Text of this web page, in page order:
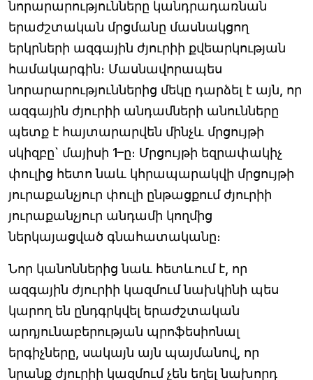
նորարարությունները կանդրադառնան
երաժշտական մրցմանը մասնակցող
երկրների ազգային ժյուրիի քվեարկության
համակարգին։ Մասնավորապես
նորարարություններից մեկը դարձել է այն, որ
ազգային ժյուրիի անդամների անունները
պետք է հայտարարվեն մինչև մրցույթի
սկիզբը` մայիսի 1–ը։ Մրցույթի եզրափակիչ
փուլից հետո նաև կհրապարակվի մրցույթի
յուրաքանչյուր փուլի ընթացքում ժյուրիի
յուրաքանչյուր անդամի կողմից
ներկայացված գնահատականը։
Նոր կանոններից նաև հետևում է, որ
ազգային ժյուրիի կազմում նախկինի պես
կարող են ընդգրկվել երաժշտական
արդյունաբերության պրոֆեսիոնալ
երգիչները, սակայն այն պայմանով, որ
նրանք ժյուրիի կազմում չեն եղել նախորդ